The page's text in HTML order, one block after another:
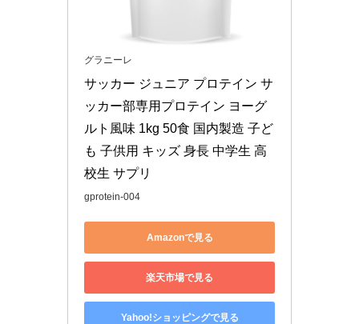
グラニーレ
サッカー ジュニア プロテイン サ
ッカー部専用プロテイン ヨーグ
ルト風味 1kg 50食 国内製造 子ど
も 子供用 キッズ 身長 中学生 高
校生 サプリ
gprotein-004
Amazonで見る
楽天市場で見る
Yahoo!ショッピングで見る